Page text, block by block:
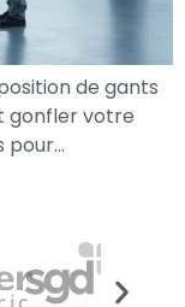
de gants
gonfler votre
pour…